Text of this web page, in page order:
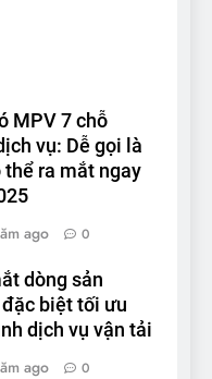
MPV 7 chỗ
vụ: Dễ gọi là
thể ra mắt ngay
ago 0
dòng sản
biệt tối ưu
dịch vụ vận tải
ago 0